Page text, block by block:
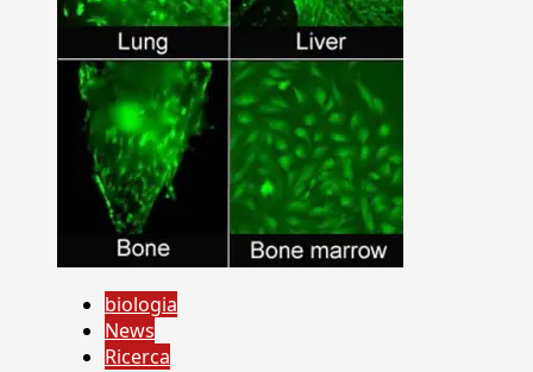
biologia
News
Ricerca